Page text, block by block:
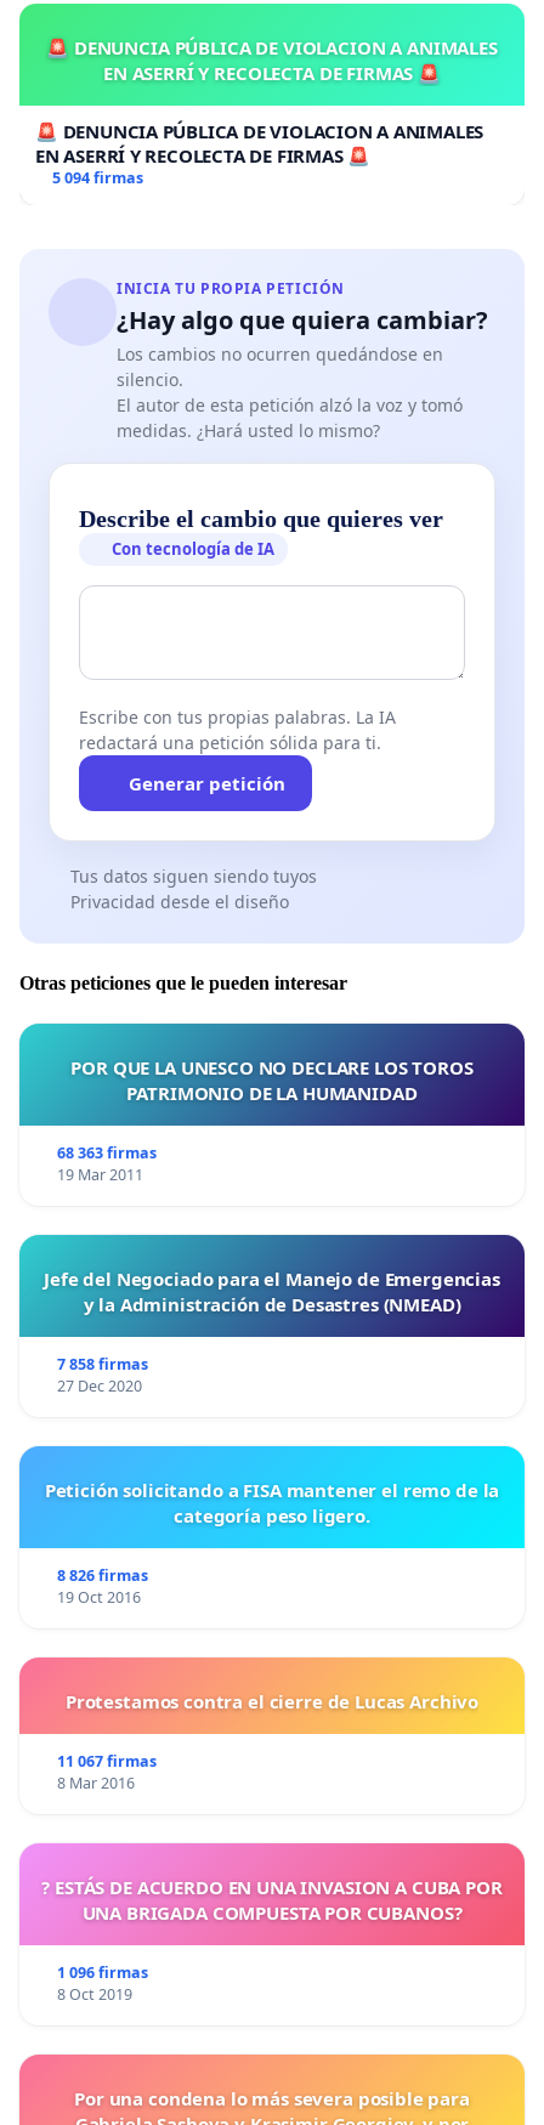
🚨 DENUNCIA PÚBLICA DE VIOLACION A ANIMALES
EN ASERRÍ Y RECOLECTA DE FIRMAS 🚨
🚨 DENUNCIA PÚBLICA DE VIOLACION A ANIMALES
EN ASERRÍ Y RECOLECTA DE FIRMAS 🚨
5 094 firmas
INICIA TU PROPIA PETICIÓN
¿Hay algo que quiera cambiar?
Los cambios no ocurren quedándose en
silencio.
El autor de esta petición alzó la voz y tomó
medidas. ¿Hará usted lo mismo?
Describe el cambio que quieres ver
Con tecnología de IA
Escribe con tus propias palabras. La IA
redactará una petición sólida para ti.
Generar petición
Tus datos siguen siendo tuyos
Privacidad desde el diseño
Otras peticiones que le pueden interesar
POR QUE LA UNESCO NO DECLARE LOS TOROS
PATRIMONIO DE LA HUMANIDAD
68 363 firmas
19 Mar 2011
Jefe del Negociado para el Manejo de Emergencias
y la Administración de Desastres (NMEAD)
7 858 firmas
27 Dec 2020
Petición solicitando a FISA mantener el remo de la
categoría peso ligero.
8 826 firmas
19 Oct 2016
Protestamos contra el cierre de Lucas Archivo
11 067 firmas
8 Mar 2016
? ESTÁS DE ACUERDO EN UNA INVASION A CUBA POR
UNA BRIGADA COMPUESTA POR CUBANOS?
1 096 firmas
8 Oct 2019
Por una condena lo más severa posible para